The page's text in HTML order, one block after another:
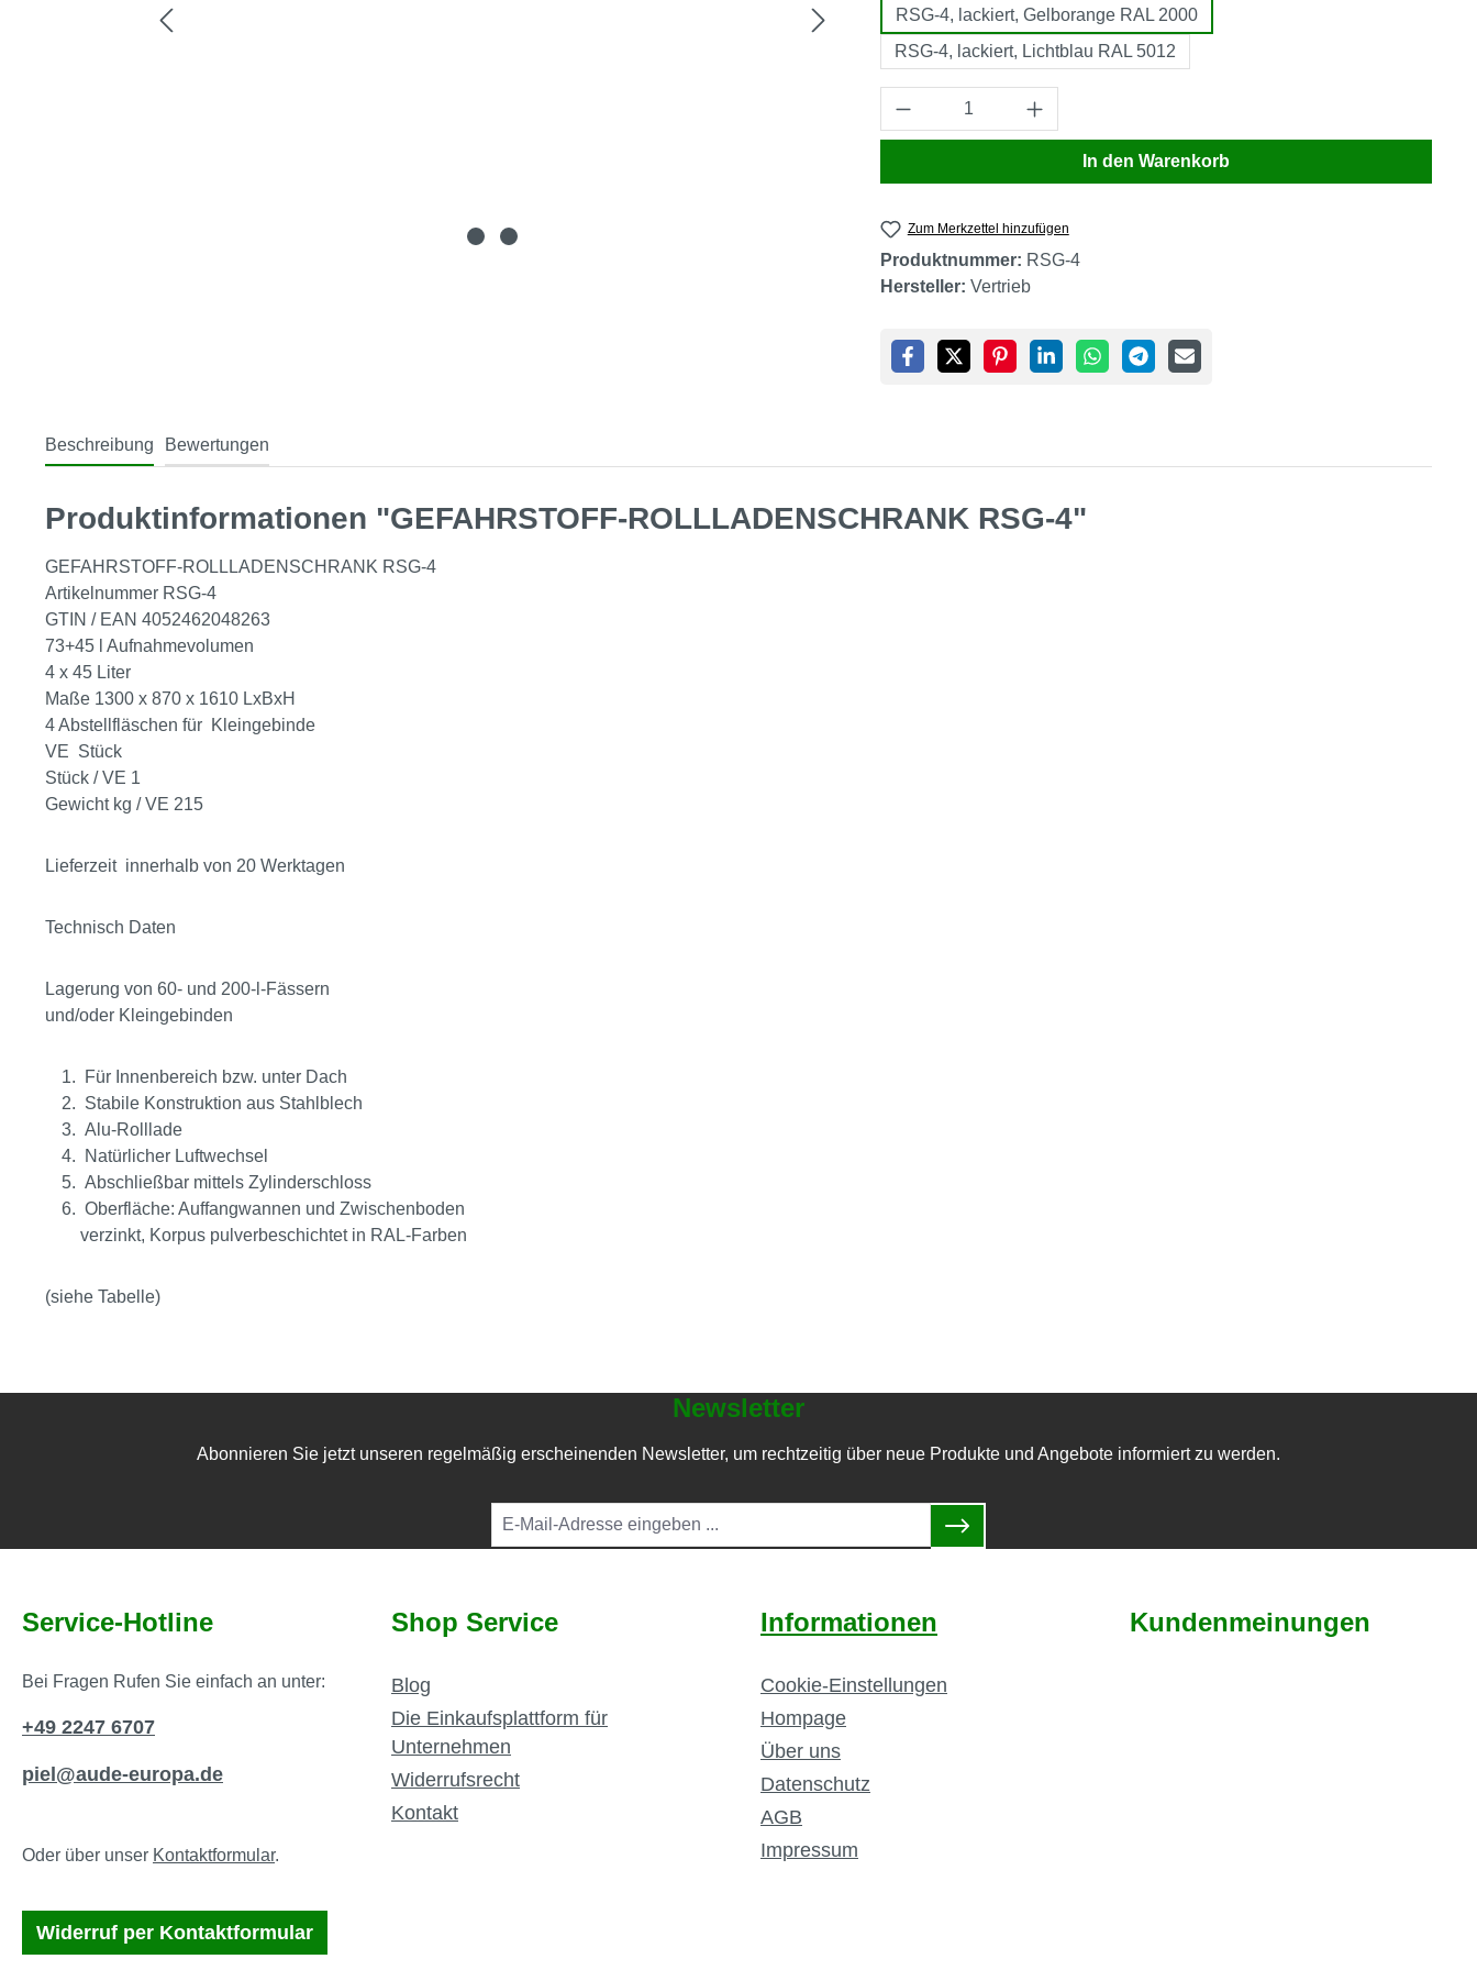
RSG-4, lackiert, Gelborange RAL 2000
RSG-4, lackiert, Lichtblau RAL 5012
Produkt Anzahl: Gib den gewünschten Wert ein
In den Warenkorb
Zum Merkzettel hinzufügen
Produktnummer: RSG-4
Hersteller: Vertrieb
Beschreibung Bewertungen
Produktinformationen "GEFAHRSTOFF-ROLLLADENSCHRANK RSG-4"
GEFAHRSTOFF-ROLLLADENSCHRANK RSG-4
Artikelnummer RSG-4
GTIN / EAN 4052462048263
73+45 l Aufnahmevolumen
4 x 45 Liter
Maße 1300 x 870 x 1610 LxBxH
4 Abstellfläschen für Kleingebinde
VE Stück
Stück / VE 1
Gewicht kg / VE 215
Lieferzeit innerhalb von 20 Werktagen
Technisch Daten
Lagerung von 60- und 200-l-Fässern
und/oder Kleingebinden
Für Innenbereich bzw. unter Dach
Stabile Konstruktion aus Stahlblech
Alu-Rolllade
Natürlicher Luftwechsel
Abschließbar mittels Zylinderschloss
Oberfläche: Auffangwannen und Zwischenboden
verzinkt, Korpus pulverbeschichtet in RAL-Farben
(siehe Tabelle)
Newsletter
Abonnieren Sie jetzt unseren regelmäßig erscheinenden Newsletter, um rechtzeitig über neue Produkte und Angebote informiert zu werden.
Service-Hotline
Bei Fragen Rufen Sie einfach an unter:
+49 2247 6707
piel@aude-europa.de
Oder über unser Kontaktformular.
Widerruf per Kontaktformular
Shop Service
Blog
Die Einkaufsplattform für
Unternehmen
Widerrufsrecht
Kontakt
Informationen
Cookie-Einstellungen
Hompage
Über uns
Datenschutz
AGB
Impressum
Kundenmeinungen